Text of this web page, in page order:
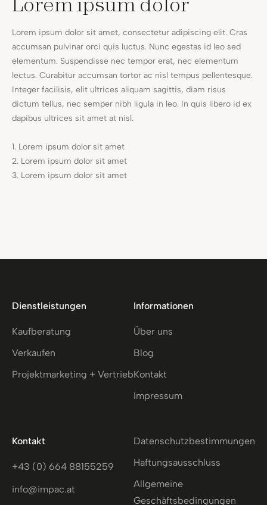
Lorem ipsum dolor sit amet, consectetur adipiscing elit. Cras
accumsan pulvinar orci quis luctus. Nunc egestas id leo sed
elementum. Suspendisse nec tempor erat, nec elementum
lectus. Curabitur accumsan tortor ac nisl tempus pellentesque.
Integer facilisis, elit ultrices aliquam sagittis, diam risus
dictum tellus, nec semper nibh ligula in leo. In quis libero id ex
dapibus ultrices sit amet at nisl.
Lorem ipsum dolor sit amet
Lorem ipsum dolor sit amet
Lorem ipsum dolor sit amet
Dienstleistungen
Kaufberatung
Verkaufen
Projektmarketing + Vertrieb
Informationen
Über uns
Blog
Kontakt
Impressum
Kontakt
+43 (0) 664 88155259
info@impac.at
Datenschutzbestimmungen
Haftungsausschluss
Allgemeine
Geschäftsbedingungen